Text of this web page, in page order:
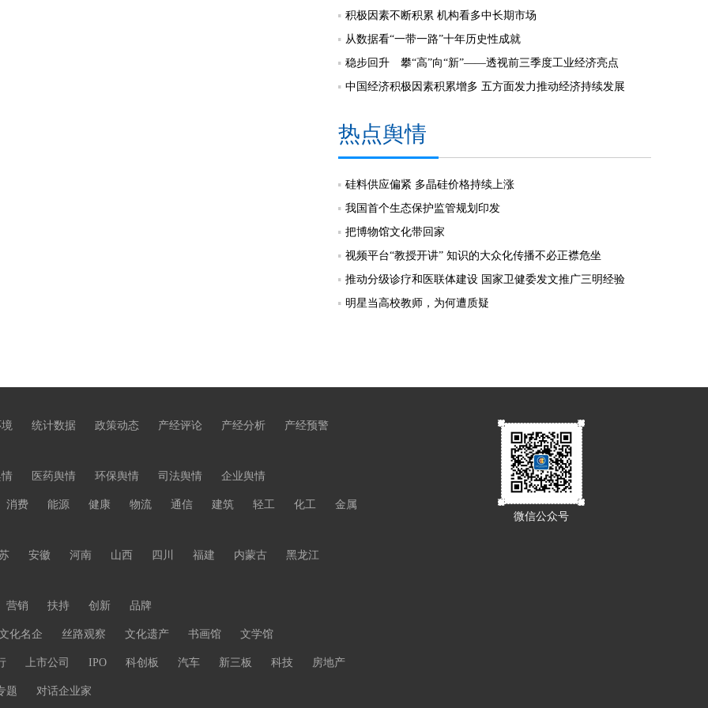
积极因素不断积累 机构看多中长期市场
从数据看“一带一路”十年历史性成就
稳步回升 攀“高”向“新”——透视前三季度工业经济亮点
中国经济积极因素积累增多 五方面发力推动经济持续发展
热点舆情
硅料供应偏紧 多晶硅价格持续上涨
我国首个生态保护监管规划印发
把博物馆文化带回家
视频平台“教授开讲” 知识的大众化传播不必正襟危坐
推动分级诊疗和医联体建设 国家卫健委发文推广三明经验
明星当高校教师，为何遭质疑
微信公众号
统计数据 政策动态 产经评论 产经分析 产经预警
医药舆情 环保舆情 司法舆情 企业舆情
消费 能源 健康 物流 通信 建筑 轻工 化工 金属
安徽 河南 山西 四川 福建 内蒙古 黑龙江
营销 扶持 创新 品牌
化名企 丝路观察 文化遗产 书画馆 文学馆
上市公司 IPO 科创板 汽车 新三板 科技 房地产
题 对话企业家